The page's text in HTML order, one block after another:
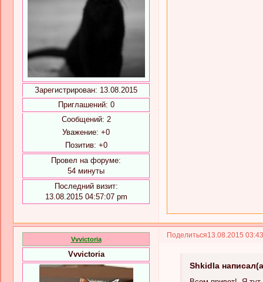
Зарегистрирован: 13.08.2015
Приглашений: 0
Сообщений: 2
Уважение: +0
Позитив: +0
Провел на форуме:
54 минуты
Последний визит:
13.08.2015 04:57:07 pm
Поделиться13.08.2015
Vvvictoria
Vvvictoria
Shkidla